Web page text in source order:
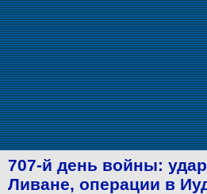
707-й день войны:
Ливане, операции в